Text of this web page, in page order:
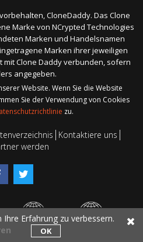
CloneDaddy. Das Clone
Marke von NCrypted Technologies
Marken und Handelsnamen
Marken ihrer jeweiligen
mit Clone Daddy verbunden, sofern
angegeben.
Website. Wenn Sie die Website
Sie der Verwendung von Cookies
zu.
Kontaktiere uns
werden
Erfahrung zu verbessern.
OK